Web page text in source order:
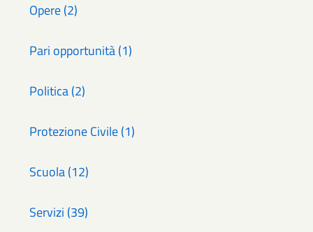
Opere (2)
Pari opportunità (1)
Politica (2)
Protezione Civile (1)
Scuola (12)
Servizi (39)